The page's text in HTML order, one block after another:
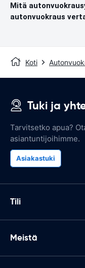
Mitä
autonvuokraus
Koti
Tuki ja
Tarvitsetko apua?
asiantuntijoihimme.
Asiakastuki
Tili
Meistä